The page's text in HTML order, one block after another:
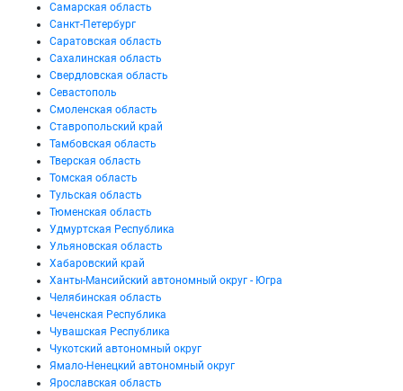
Самарская область
Санкт-Петербург
Саратовская область
Сахалинская область
Свердловская область
Севастополь
Смоленская область
Ставропольский край
Тамбовская область
Тверская область
Томская область
Тульская область
Тюменская область
Удмуртская Республика
Ульяновская область
Хабаровский край
Ханты-Мансийский автономный округ - Югра
Челябинская область
Чеченская Республика
Чувашская Республика
Чукотский автономный округ
Ямало-Ненецкий автономный округ
Ярославская область